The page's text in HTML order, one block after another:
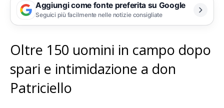
Aggiungi come fonte preferita su Google
Seguici più facilmente nelle notizie consigliate
Oltre 150 uomini in campo dopo
spari e intimidazione a don
Patriciello